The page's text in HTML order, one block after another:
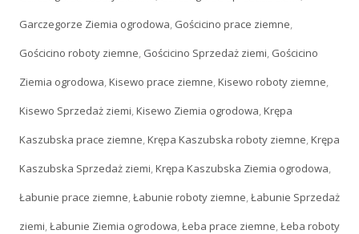
Garczegorze Ziemia ogrodowa, Gościcino prace ziemne,
Gościcino roboty ziemne, Gościcino Sprzedaż ziemi, Gościcino
Ziemia ogrodowa,Kisewo prace ziemne,Kisewo roboty ziemne,
Kisewo Sprzedaż ziemi,Kisewo Ziemia ogrodowa,Krępa
Kaszubska prace ziemne,Krępa Kaszubska roboty ziemne,Krępa
Kaszubska Sprzedaż ziemi,Krępa Kaszubska Ziemia ogrodowa,
Łabunie prace ziemne,Łabunie roboty ziemne,Łabunie Sprzedaż
ziemi,Łabunie Ziemia ogrodowa,Łeba prace ziemne,Łeba roboty